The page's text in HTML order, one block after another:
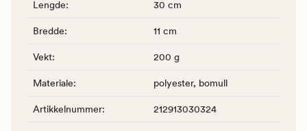
Lengde: 30 cm
Bredde: 11 cm
Vekt: 200 g
Materiale: polyester, bomull
Artikkelnummer: 212913030324